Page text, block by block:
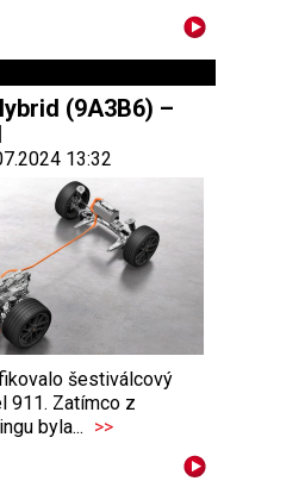
(9A3B6) –
13:32
šestiválcový
911. Zatímco z
byla... >>